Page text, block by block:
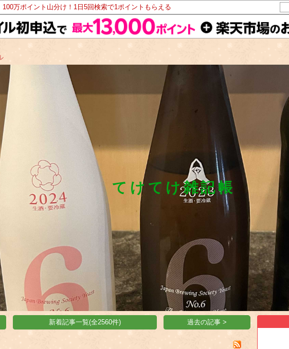
100万ポイント山分け！1日5回検索で1ポイントもらえる
てけてけ雑記帳
新着記事一覧(全2560件) 過去の記事 >